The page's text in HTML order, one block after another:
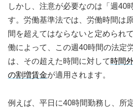
しかし、注意が必要なのは「週40
す。労働基準法では、労働時間は
間を超えてはならないと定められ
働によって、この週40時間の法定
は、その超えた時間に対して時間
の割増賃金が適用されます。
例えば、平日に40時間勤務し、所